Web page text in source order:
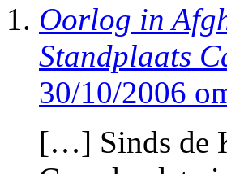
Oorlog in
Standplaats
30/10/2006
[…] Sinds de